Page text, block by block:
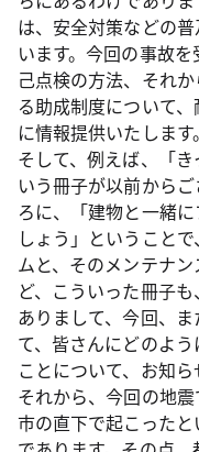
は、安全対策などの
います。今回の事故
己点検の方法、それ
る助成制度について
に情報提供いたします。
そして、例えば、「
いう冊子が以前から
ろに、「建物と一緒
しょう」ということ
ムと、そのメンテナ
ど、こういった冊子
ありまして、今回、
て、皆さんにどのよ
ことについて、お知ら
それから、今回の地
市の直下で起こった